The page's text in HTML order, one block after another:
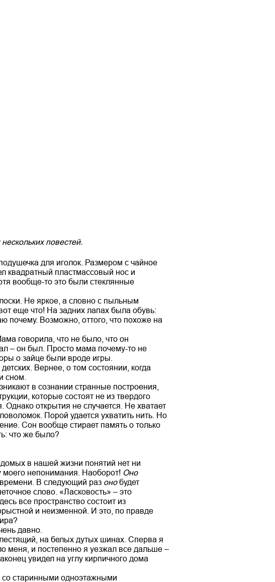
повестей.
для иголок. Размером с чайное
квадратный пластмассовый нос и
вообще-то это были стеклянные
Не яркое, а словно с пыльным
еще что! На задних лапах была обувь:
почему. Возможно, оттого, что похоже на
говорила, что не было, что он
– он был. Просто мама почему-то не
о зайце были вроде игры.
Вернее, о том состоянии, когда
сном.
в сознании странные построения,
которые состоят не из твердого
Однако открытия не случается. Не хватает
Порой удается ухватить нить. Но
Сон вообще стирает память о только
что же было?
в нашей жизни понятий нет ни
моего непонимания. Наоборот! Оно
В следующий раз онобудет
слово. «Ласковость» – это
все пространство состоит из
и неизменной. И это, по правде
давно.
на белых дутых шинах. Сперва я
меня, и постепенно я уезжал все дальше –
увидел на углу кирпичного дома
старинными одноэтажными